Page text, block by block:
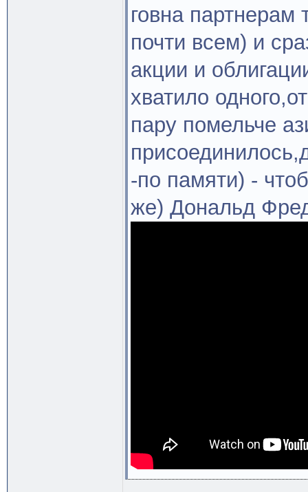
говна
почти всем) и
акции и
хватило
пару помельче
-по памяти) -
же) Дональд